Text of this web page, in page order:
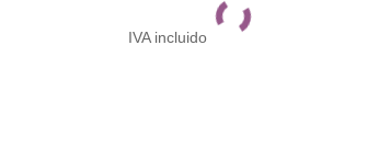
IVA incluido